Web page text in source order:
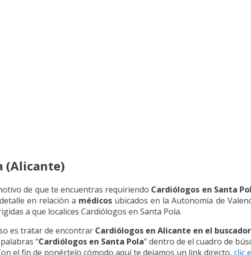
(Alicante)
de que te encuentras requiriendo Cardiólogos en Santa
en relación a médicos ubicados en la Autonomía de
a que localices Cardiólogos en Santa Pola.
es tratar de encontrar Cardiólogos en Alicante en el
“Cardiólogos en Santa Pola” dentro de el cuadro de
el fin de ponértelo cómodo aquí te dejamos un link directo, clic